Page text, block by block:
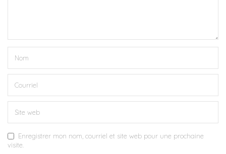
Enregistrer mon nom, courriel et site web pour une prochaine
visite.